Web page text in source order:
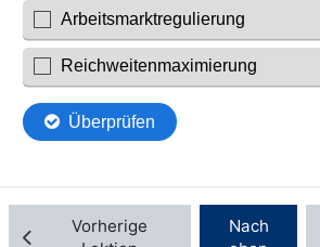
Vorherige
Nach